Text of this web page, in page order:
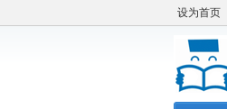
设为首页